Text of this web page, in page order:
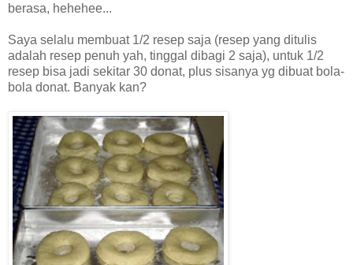
berasa, hehehee...
Saya selalu membuat 1/2 resep saja (resep yang ditulis
adalah resep penuh yah, tinggal dibagi 2 saja), untuk 1/2
resep bisa jadi sekitar 30 donat, plus sisanya yg dibuat bola-
bola donat. Banyak kan?